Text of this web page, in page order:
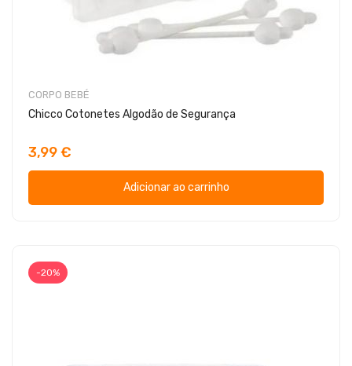
CORPO BEBÉ
Chicco Cotonetes Algodão de Segurança
3,99 €
Adicionar ao carrinho
-20%